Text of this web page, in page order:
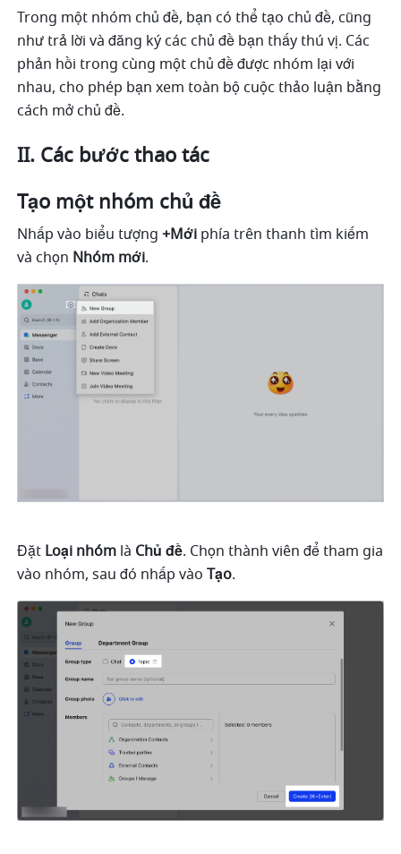
Trong một nhóm chủ đề, bạn có thể tạo chủ đề, cũng
như trả lời và đăng ký các chủ đề bạn thấy thú vị. Các
phản hồi trong cùng một chủ đề được nhóm lại với
nhau, cho phép bạn xem toàn bộ cuộc thảo luận bằng
cách mở chủ đề.
II. Các bước thao tác
Tạo một nhóm chủ đề
Nhấp vào biểu tượng +Mới phía trên thanh tìm kiếm
và chọn Nhóm mới.
Đặt Loại nhóm là Chủ đề. Chọn thành viên để tham gia
vào nhóm, sau đó nhấp vào Tạo.